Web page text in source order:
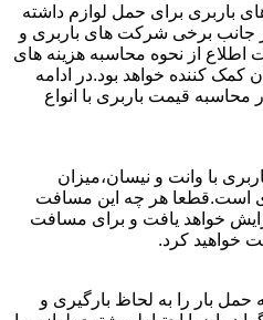
باربری برای حمل لوازم داشته
جانب برخی شرکت های باربری و
اطلاع از نحوه محاسبه هزینه های
کمک کننده خواهد بود.در ادامه
محاسبه قیمت باربری با انواع
با وانت و نیسان،میزان
است.قطعا هر چه این مسافت
خواهد یافت و برای مسافت
خواهید کرد.
حمل بار را به لحاظ بارگیری و